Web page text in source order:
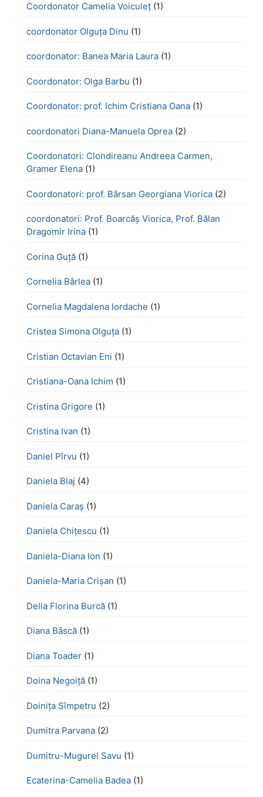
Coordonator Camelia Voiculeț (1)
coordonator Olguța Dinu (1)
coordonator: Banea Maria Laura (1)
Coordonator: Olga Barbu (1)
Coordonator: prof. Ichim Cristiana Oana (1)
coordonatori Diana-Manuela Oprea (2)
Coordonatori: Clondireanu Andreea Carmen,
Gramer Elena (1)
Coordonatori: prof. Bârsan Georgiana Viorica (2)
coordonatori: Prof. Boarcăș Viorica, Prof. Bălan
Dragomir Irina (1)
Corina Guță (1)
Cornelia Bârlea (1)
Cornelia Magdalena Iordache (1)
Cristea Simona Olguța (1)
Cristian Octavian Eni (1)
Cristiana-Oana Ichim (1)
Cristina Grigore (1)
Cristina Ivan (1)
Daniel Pîrvu (1)
Daniela Blaj (4)
Daniela Caraș (1)
Daniela Chiţescu (1)
Daniela-Diana Ion (1)
Daniela-Maria Crișan (1)
Delia Florina Burcă (1)
Diana Bâscă (1)
Diana Toader (1)
Doina Negoiță (1)
Doinița Sîmpetru (2)
Dumitra Parvana (2)
Dumitru-Mugurel Savu (1)
Ecaterina-Camelia Badea (1)